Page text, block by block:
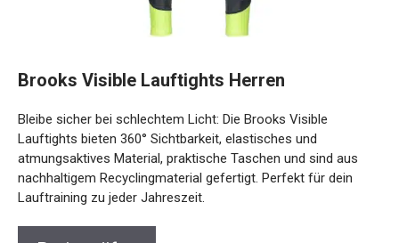
Brooks Visible Lauftights Herren
Bleibe sicher bei schlechtem Licht: Die Brooks Visible
Lauftights bieten 360° Sichtbarkeit, elastisches und
atmungsaktives Material, praktische Taschen und sind aus
nachhaltigem Recyclingmaterial gefertigt. Perfekt für dein
Lauftraining zu jeder Jahreszeit.